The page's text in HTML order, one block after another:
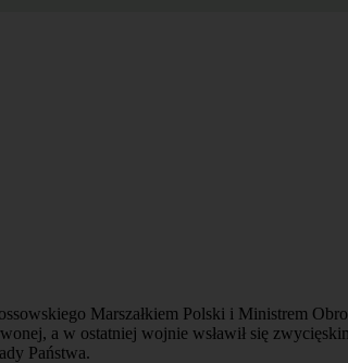
Marszałkiem Polski i Ministrem
a w ostatniej wojnie wsławił się
Państwa.